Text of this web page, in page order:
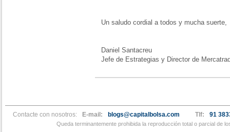
Un saludo cordial a todos y mucha suerte,
Daniel Santacreu
Jefe de Estrategias y Director de
Contacte con nosotros: E-mail: blogs@capitalbolsa.com Tlf: 91
Queda terminantemente prohibida la reproducción total o parcial de